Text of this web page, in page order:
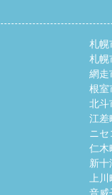
札幌
札幌
網走
根室
北斗
江差
ニ
仁木
新
上川
音威